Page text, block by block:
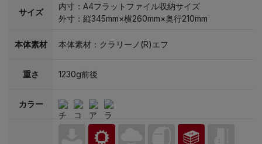
サイズ
内寸：A4フラットファイル収納サイズ
外寸：縦345mm×横260mm×奥行210mm
本体素材 本体素材：クラリーノ(R)エフ
重さ 1230g前後
カラー